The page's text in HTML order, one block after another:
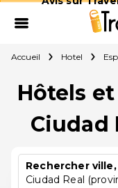
Accueil Hotel
Hôtels
Ciudad
Rechercher
Ciudad Real